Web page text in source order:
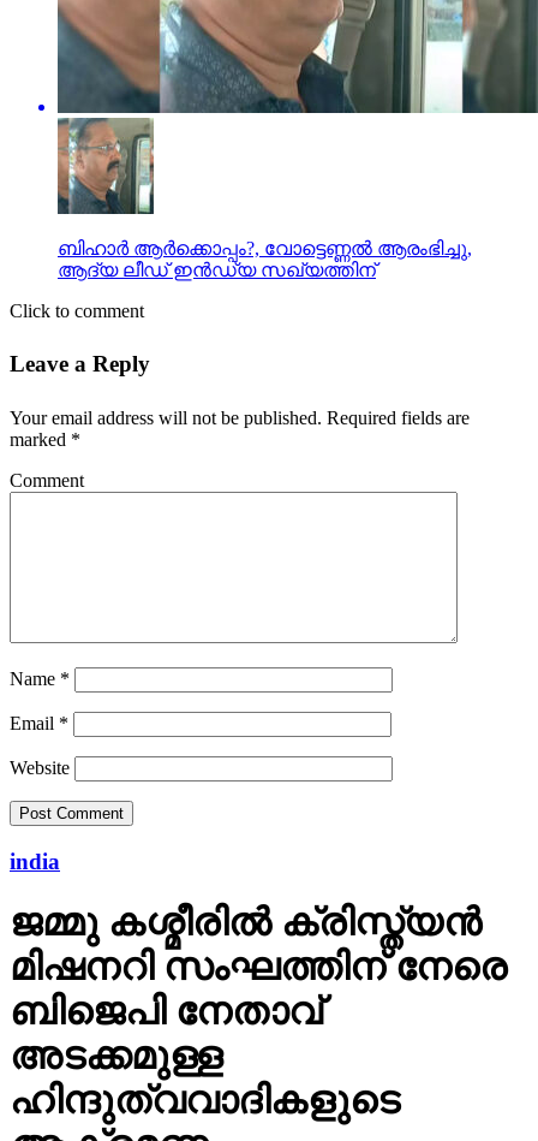
ബിഹാര്‍ ആര്‍ക്കൊപ്പം?, വോട്ടെണ്ണല്‍ ആരംഭിച്ചു,
ആദ്യ ലീഡ് ഇന്‍ഡ്യ സഖ്യത്തിന്
Click to comment
Leave a Reply
Your email address will not be published. Required fields are
marked *
Comment
Name *
Email *
Website
india
ജമ്മു കശ്മീരില്‍ ക്രിസ്ത്യന്‍
മിഷനറി സംഘത്തിന് നേരെ
ബിജെപി നേതാവ്
അടക്കമുള്ള
ഹിന്ദുത്വവാദികളുടെ